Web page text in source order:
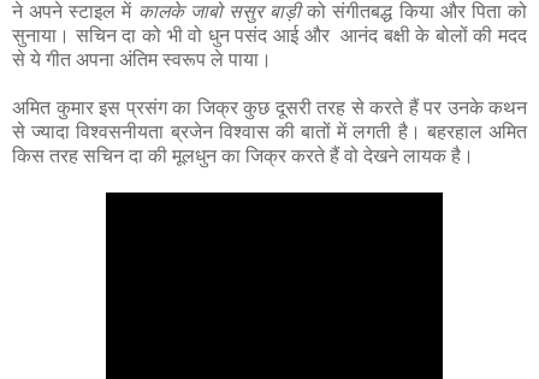
ने अपने स्टाइल में कालके जाबो ससुर बाड़ीको संगीतबद्ध किया और पिता को
सुनाया। सचिन दा को भी वो धुन पसंद आई और आनंद बक्षी के बोलों की मदद
से ये गीत अपना अंतिम स्वरूप ले पाया।
अमित कुमार इस प्रसंग का जिक्र कुछ दूसरी तरह से करते हैं पर उनके कथन
से ज्यादा विश्वसनीयता ब्रजेन विश्वास की बातों में लगती है। बहरहाल अमित
किस तरह सचिन दा की मूलधुन का जिक्र करते हैं वो देखने लायक है।